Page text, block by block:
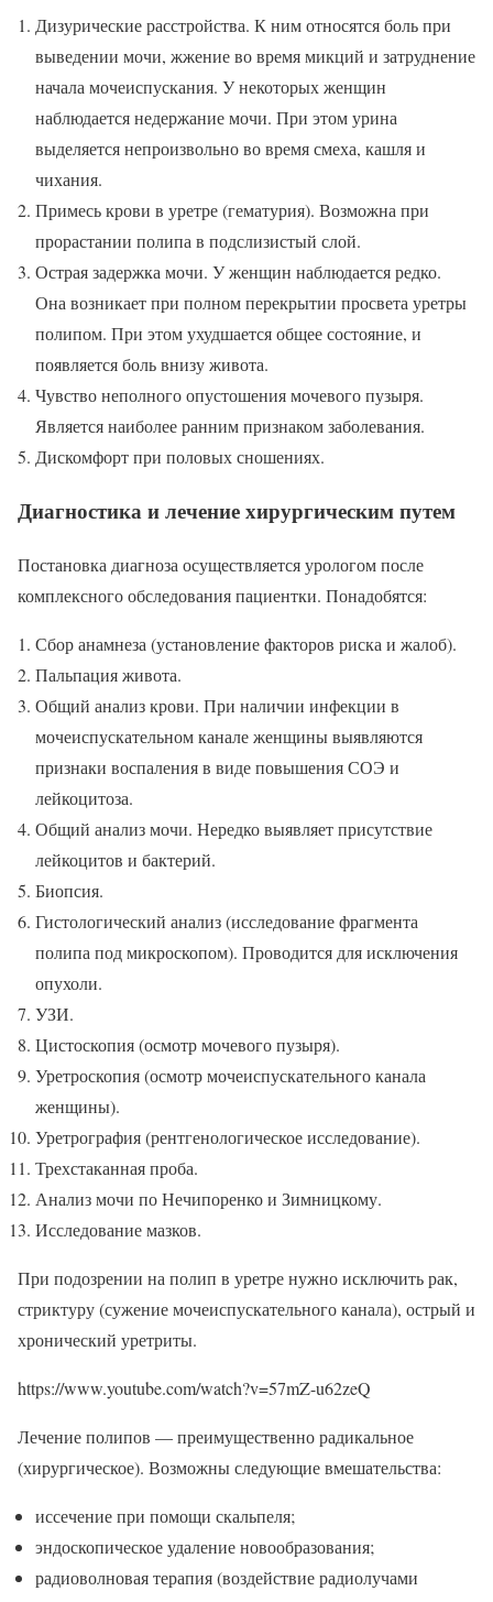
Дизурические расстройства. К ним относятся боль при
выведении мочи, жжение во время микций и затруднение
начала мочеиспускания. У некоторых женщин
наблюдается недержание мочи. При этом урина
выделяется непроизвольно во время смеха, кашля и
чихания.
Примесь крови в уретре (гематурия). Возможна при
прорастании полипа в подслизистый слой.
Острая задержка мочи. У женщин наблюдается редко.
Она возникает при полном перекрытии просвета уретры
полипом. При этом ухудшается общее состояние, и
появляется боль внизу живота.
Чувство неполного опустошения мочевого пузыря.
Является наиболее ранним признаком заболевания.
Дискомфорт при половых сношениях.
Диагностика и лечение хирургическим путем
Постановка диагноза осуществляется урологом после
комплексного обследования пациентки. Понадобятся:
Сбор анамнеза (установление факторов риска и жалоб).
Пальпация живота.
Общий анализ крови. При наличии инфекции в
мочеиспускательном канале женщины выявляются
признаки воспаления в виде повышения СОЭ и
лейкоцитоза.
Общий анализ мочи. Нередко выявляет присутствие
лейкоцитов и бактерий.
Биопсия.
Гистологический анализ (исследование фрагмента
полипа под микроскопом). Проводится для исключения
опухоли.
УЗИ.
Цистоскопия (осмотр мочевого пузыря).
Уретроскопия (осмотр мочеиспускательного канала
женщины).
Уретрография (рентгенологическое исследование).
Трехстаканная проба.
Анализ мочи по Нечипоренко и Зимницкому.
Исследование мазков.
При подозрении на полип в уретре нужно исключить рак,
стриктуру (сужение мочеиспускательного канала), острый и
хронический уретриты.
https://www.youtube.com/watch?v=57mZ-u62zeQ
Лечение полипов — преимущественно радикальное
(хирургическое). Возможны следующие вмешательства:
иссечение при помощи скальпеля;
эндоскопическое удаление новообразования;
радиоволновая терапия (воздействие радиолучами